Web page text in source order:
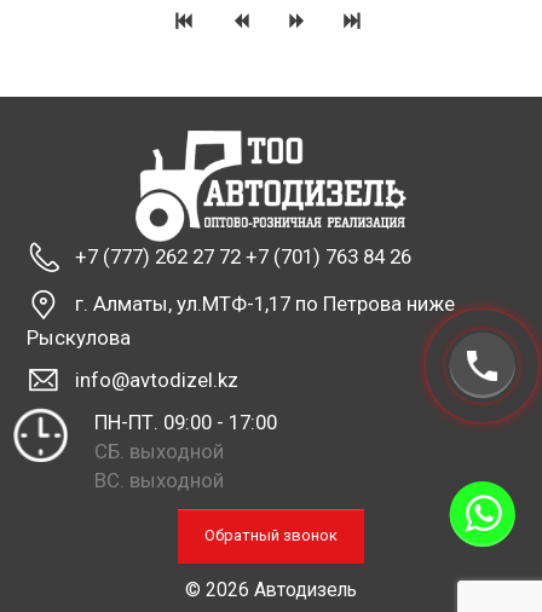
+7 (777) 262 27 72 +7 (701) 763 84 26
г. Алматы, ул.МТФ-1,17 по Петрова ниже
Рыскулова
info@avtodizel.kz
ПН-ПТ. 09:00 - 17:00
СБ. выходной
ВС. выходной
Обратный звонок
© 2026 Автодизель